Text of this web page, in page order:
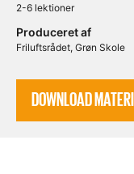
DOWNLOAD
2-6 lektioner
Produceret af
Friluftsrådet Grøn Skole